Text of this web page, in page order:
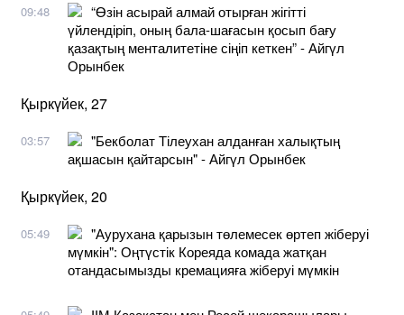
09:48
“Өзін асырай алмай отырған жігітті
үйлендіріп, оның бала-шағасын қосып бағу
қазақтың менталитетіне сіңіп кеткен” - Айгүл
Орынбек
Қыркүйек, 27
03:57
"Бекболат Тілеухан алданған халықтың
ақшасын қайтарсын" - Айгүл Орынбек
Қыркүйек, 20
05:49
"Аурухана қарызын төлемесек өртеп жіберуі
мүмкін": Оңтүстік Кореяда комада жатқан
отандасымызды кремацияға жіберуі мүмкін